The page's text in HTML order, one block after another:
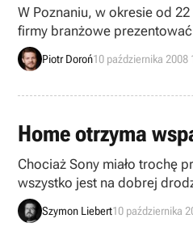
W Poznaniu, w okresie od
firmy branżowe
Organizatorzy, firma
Piotr Doroń10 października 2008
Home otrzyma
Chociaż Sony miało trochę
wszystko jest na dobrej
branży firm.
Szymon Liebert10 października